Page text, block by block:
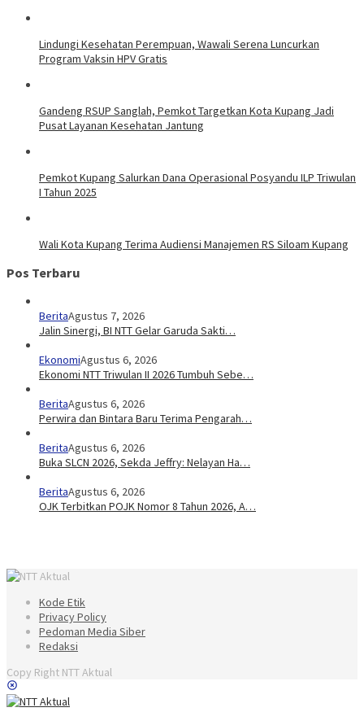
Lindungi Kesehatan Perempuan, Wawali Serena Luncurkan
Program Vaksin HPV Gratis
Gandeng RSUP Sanglah, Pemkot Targetkan Kota Kupang Jadi
Pusat Layanan Kesehatan Jantung
Pemkot Kupang Salurkan Dana Operasional Posyandu ILP Triwulan
I Tahun 2025
Wali Kota Kupang Terima Audiensi Manajemen RS Siloam Kupang
Pos Terbaru
BeritaAgustus 7, 2026
Jalin Sinergi, BI NTT Gelar Garuda Sakti…
EkonomiAgustus 6, 2026
Ekonomi NTT Triwulan II 2026 Tumbuh Sebe…
BeritaAgustus 6, 2026
Perwira dan Bintara Baru Terima Pengarah…
BeritaAgustus 6, 2026
Buka SLCN 2026, Sekda Jeffry: Nelayan Ha…
BeritaAgustus 6, 2026
OJK Terbitkan POJK Nomor 8 Tahun 2026, A…
Kode Etik
Privacy Policy
Pedoman Media Siber
Redaksi
Copy Right NTT Aktual